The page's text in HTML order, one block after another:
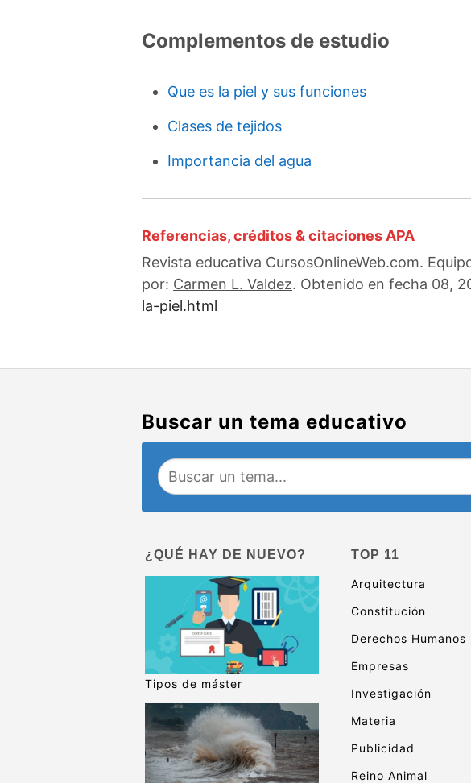
Complementos de estudio
Que es la piel y sus funciones
Clases de tejidos
Importancia del agua
Referencias, créditos & citaciones APA
Revista educativa CursosOnlineWeb.com.
por: Carmen L. Valdez. Obtenido en fecha 08,
la-piel.html
Buscar un tema educativo
¿QUÉ HAY DE NUEVO?
Tipos de máster
TOP 11
Arquitectura
Constitución
Derechos Humanos
Empresas
Investigación
Materia
Publicidad
Reino Animal